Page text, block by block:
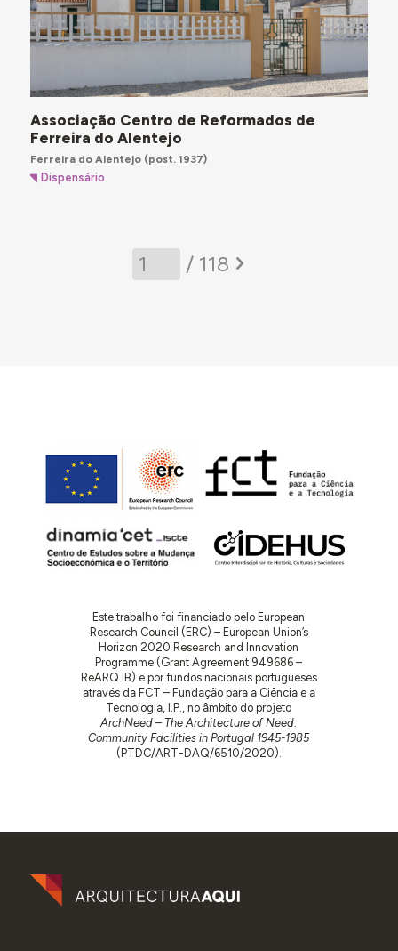
Associação Centro de Reformados de
Ferreira do Alentejo
Ferreira do Alentejo(post. 1937)
Dispensário
/ 118
Este trabalho foi financiado pelo European
Research Council (ERC) – European Union’s
Horizon 2020 Research and Innovation
Programme (Grant Agreement 949686 –
ReARQ.IB) e por fundos nacionais portugueses
através da FCT – Fundação para a Ciência e a
Tecnologia, I.P., no âmbito do projeto
ArchNeed – The Architecture of Need:
Community Facilities in Portugal 1945-1985
(PTDC/ART-DAQ/6510/2020).